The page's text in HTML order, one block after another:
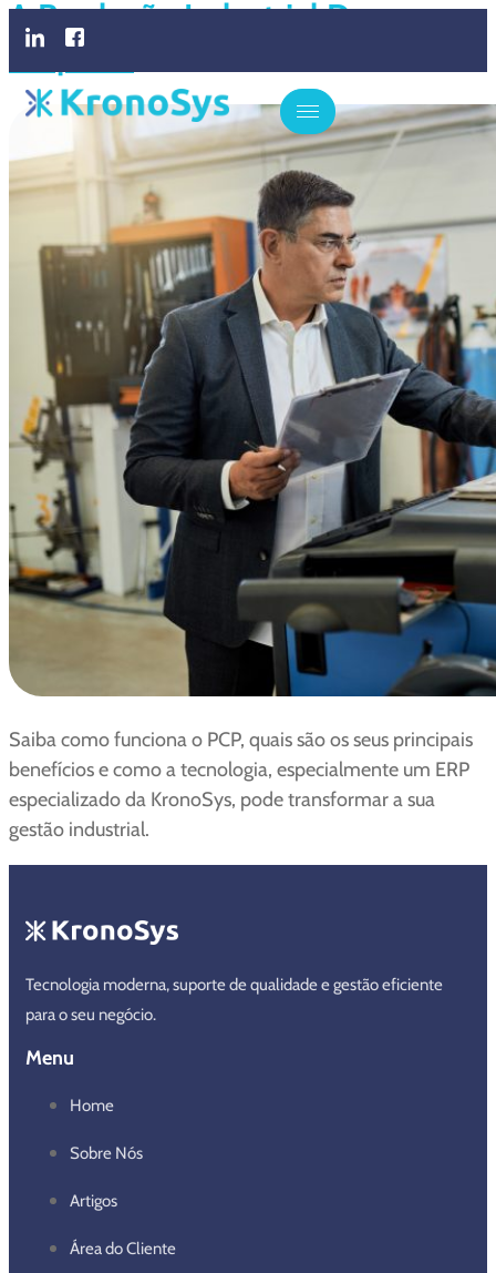
A Produção Industrial Da
Empresa
Saiba como funciona o PCP, quais são os seus principais
benefícios e como a tecnologia, especialmente um ERP
especializado da KronoSys, pode transformar a sua
gestão industrial.
Tecnologia moderna, suporte de qualidade e gestão eficiente
para o seu negócio.
Menu
Home
Sobre Nós
Artigos
Área do Cliente